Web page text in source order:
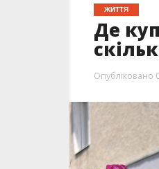
ЖИТТЯ
Де
Опубліковано